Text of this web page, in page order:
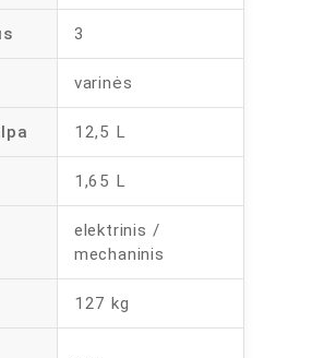
3
varinės
12,5 L
1,65 L
elektrinis /
mechaninis
127 kg